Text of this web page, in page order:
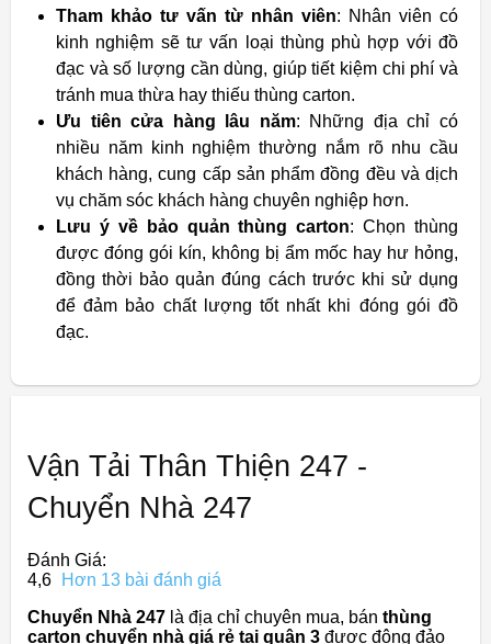
Tham khảo tư vấn từ nhân viên: Nhân viên có
kinh nghiệm sẽ tư vấn loại thùng phù hợp với đồ
đạc và số lượng cần dùng, giúp tiết kiệm chi phí và
tránh mua thừa hay thiếu thùng carton.
Ưu tiên cửa hàng lâu năm: Những địa chỉ có
nhiều năm kinh nghiệm thường nắm rõ nhu cầu
khách hàng, cung cấp sản phẩm đồng đều và dịch
vụ chăm sóc khách hàng chuyên nghiệp hơn.
Lưu ý về bảo quản thùng carton: Chọn thùng
được đóng gói kín, không bị ẩm mốc hay hư hỏng,
đồng thời bảo quản đúng cách trước khi sử dụng
để đảm bảo chất lượng tốt nhất khi đóng gói đồ
đạc.
Vận Tải Thân Thiện 247 -
Chuyển Nhà 247
Đánh Giá:
4,6
Hơn 13 bài đánh giá
Chuyển Nhà 247 là địa chỉ chuyên mua, bán thùng
carton chuyển nhà giá rẻ tại quận 3 được đông đảo